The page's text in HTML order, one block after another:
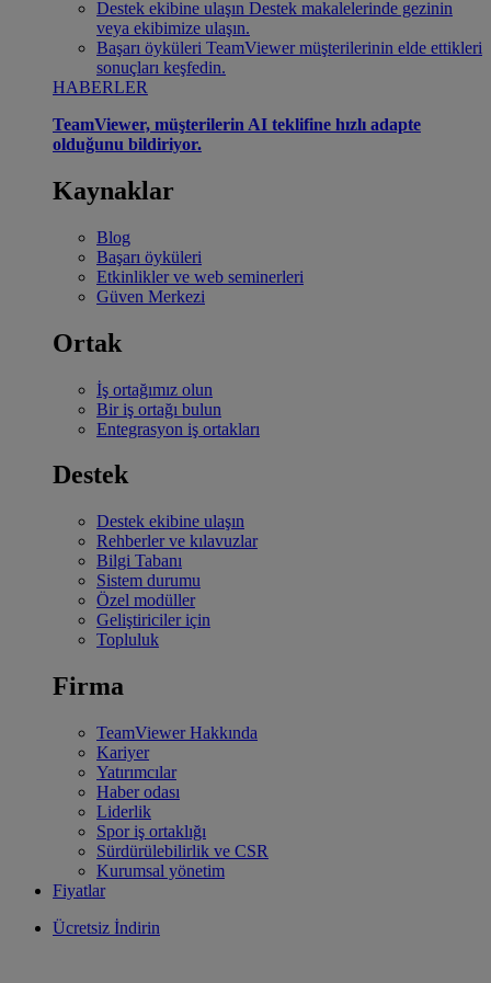
Destek ekibine ulaşın Destek makalelerinde gezinin
veya ekibimize ulaşın.
Başarı öyküleri TeamViewer müşterilerinin elde ettikleri
sonuçları keşfedin.
HABERLER
TeamViewer, müşterilerin AI teklifine hızlı adapte
olduğunu bildiriyor.
Kaynaklar
Blog
Başarı öyküleri
Etkinlikler ve web seminerleri
Güven Merkezi
Ortak
İş ortağımız olun
Bir iş ortağı bulun
Entegrasyon iş ortakları
Destek
Destek ekibine ulaşın
Rehberler ve kılavuzlar
Bilgi Tabanı
Sistem durumu
Özel modüller
Geliştiriciler için
Topluluk
Firma
TeamViewer Hakkında
Kariyer
Yatırımcılar
Haber odası
Liderlik
Spor iş ortaklığı
Sürdürülebilirlik ve CSR
Kurumsal yönetim
Fiyatlar
Ücretsiz İndirin